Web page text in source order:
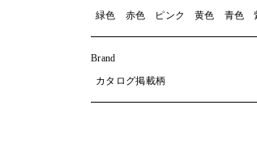
緑色
赤色 ピンク 黄色 青色
Brand
カタログ掲載柄